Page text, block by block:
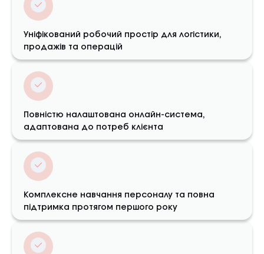
Комплексне навчання персоналу та повна
підтримка протягом першого року
Повністю налаштована онлайн-система,
адаптована до потреб клієнта
Уніфікований робочий простір для логістики,
продажів та операцій